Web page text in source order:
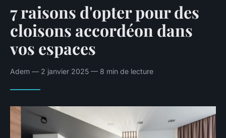
7 raisons d'opter pour des
cloisons accordéon dans
vos espaces
Adem — 2 janvier 2025 — 8 min de lecture